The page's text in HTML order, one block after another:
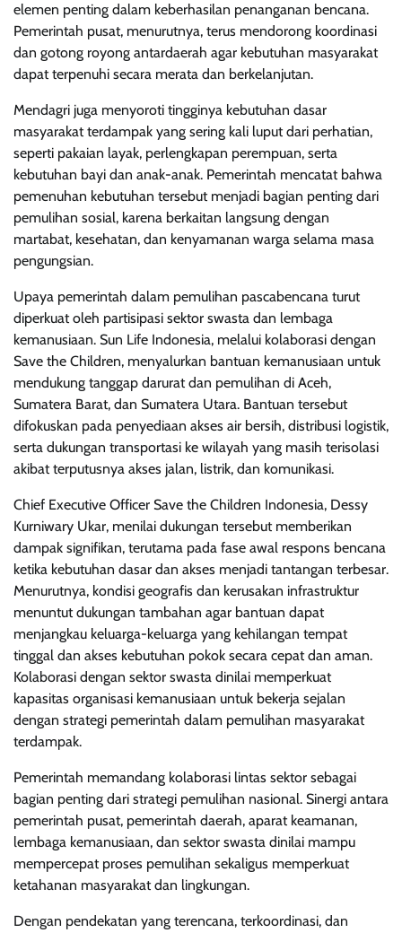
elemen penting dalam keberhasilan penanganan bencana.
Pemerintah pusat, menurutnya, terus mendorong koordinasi
dan gotong royong antardaerah agar kebutuhan masyarakat
dapat terpenuhi secara merata dan berkelanjutan.
Mendagri juga menyoroti tingginya kebutuhan dasar
masyarakat terdampak yang sering kali luput dari perhatian,
seperti pakaian layak, perlengkapan perempuan, serta
kebutuhan bayi dan anak-anak. Pemerintah mencatat bahwa
pemenuhan kebutuhan tersebut menjadi bagian penting dari
pemulihan sosial, karena berkaitan langsung dengan
martabat, kesehatan, dan kenyamanan warga selama masa
pengungsian.
Upaya pemerintah dalam pemulihan pascabencana turut
diperkuat oleh partisipasi sektor swasta dan lembaga
kemanusiaan. Sun Life Indonesia, melalui kolaborasi dengan
Save the Children, menyalurkan bantuan kemanusiaan untuk
mendukung tanggap darurat dan pemulihan di Aceh,
Sumatera Barat, dan Sumatera Utara. Bantuan tersebut
difokuskan pada penyediaan akses air bersih, distribusi logistik,
serta dukungan transportasi ke wilayah yang masih terisolasi
akibat terputusnya akses jalan, listrik, dan komunikasi.
Chief Executive Officer Save the Children Indonesia, Dessy
Kurniwary Ukar, menilai dukungan tersebut memberikan
dampak signifikan, terutama pada fase awal respons bencana
ketika kebutuhan dasar dan akses menjadi tantangan terbesar.
Menurutnya, kondisi geografis dan kerusakan infrastruktur
menuntut dukungan tambahan agar bantuan dapat
menjangkau keluarga-keluarga yang kehilangan tempat
tinggal dan akses kebutuhan pokok secara cepat dan aman.
Kolaborasi dengan sektor swasta dinilai memperkuat
kapasitas organisasi kemanusiaan untuk bekerja sejalan
dengan strategi pemerintah dalam pemulihan masyarakat
terdampak.
Pemerintah memandang kolaborasi lintas sektor sebagai
bagian penting dari strategi pemulihan nasional. Sinergi antara
pemerintah pusat, pemerintah daerah, aparat keamanan,
lembaga kemanusiaan, dan sektor swasta dinilai mampu
mempercepat proses pemulihan sekaligus memperkuat
ketahanan masyarakat dan lingkungan.
Dengan pendekatan yang terencana, terkoordinasi, dan